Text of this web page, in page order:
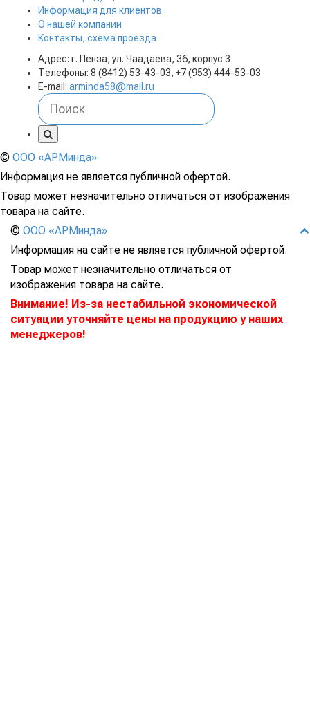
Информация для клиентов
О нашей компании
Контакты, схема проезда
Адрес: г. Пенза, ул. Чаадаева, 36, корпус 3
Телефоны: 8 (8412) 53-43-03, +7 (953) 444-53-03
E-mail: arminda58@mail.ru
© ООО «АРМинда»
Информация не является публичной офертой.
Товар может незначительно отличаться от изображения
товара на сайте.
© ООО «АРМинда»
Информация на сайте не является публичной офертой.
Товар может незначительно отличаться от
изображения товара на сайте.
Внимание! Из-за нестабильной экономической
ситуации уточняйте цены на продукцию у наших
менеджеров!